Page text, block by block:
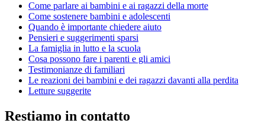
Come parlare ai bambini e ai ragazzi della morte
Come sostenere bambini e adolescenti
Quando è importante chiedere aiuto
Pensieri e suggerimenti sparsi
La famiglia in lutto e la scuola
Cosa possono fare i parenti e gli amici
Testimonianze di familiari
Le reazioni dei bambini e dei ragazzi davanti alla perdita
Letture suggerite
Restiamo in contatto